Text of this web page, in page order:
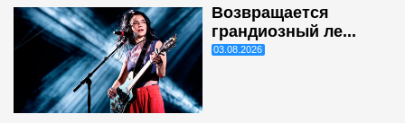
Возвращается
грандиозный ле...
03.08.2026